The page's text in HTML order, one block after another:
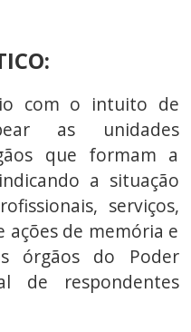
com o intuito de
as unidades
que formam a
a situação
serviços,
de memória e
órgãos do Poder
de respondentes